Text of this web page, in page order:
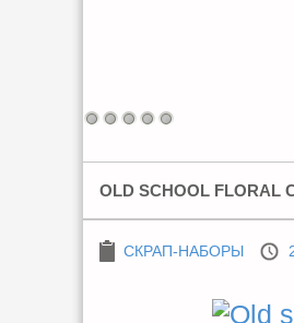
OLD SCHOOL FLORAL
СКРАП-НАБОРЫ